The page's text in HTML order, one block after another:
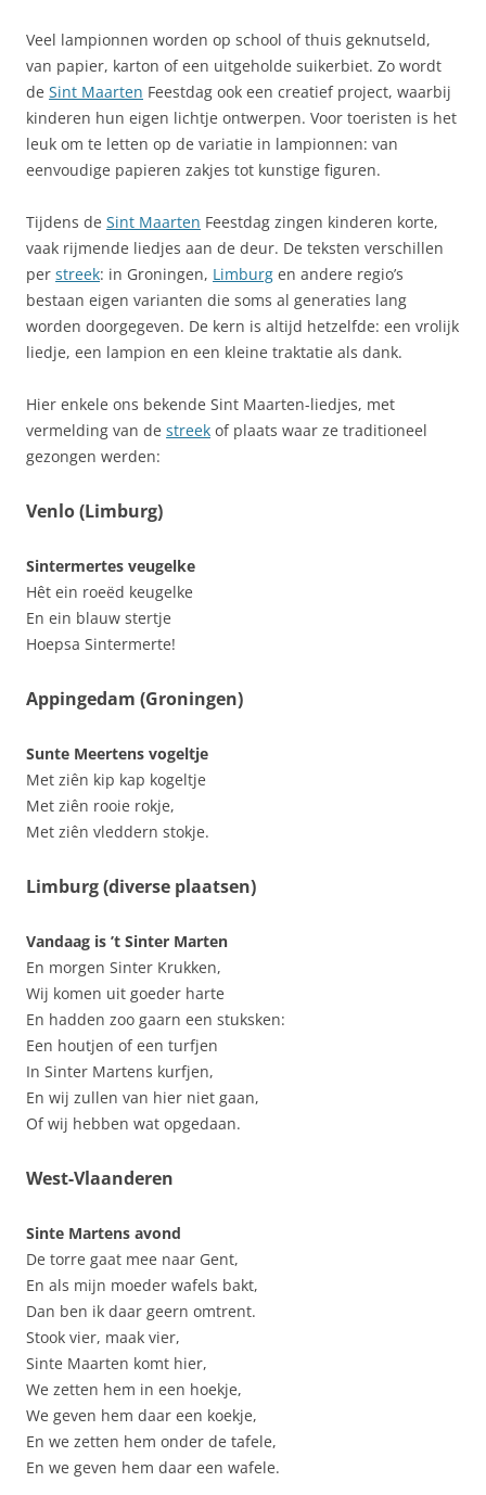
Veel lampionnen worden op school of thuis geknutseld,
van papier, karton of een uitgeholde suikerbiet. Zo wordt
de Sint Maarten Feestdag ook een creatief project, waarbij
kinderen hun eigen lichtje ontwerpen. Voor toeristen is het
leuk om te letten op de variatie in lampionnen: van
eenvoudige papieren zakjes tot kunstige figuren.
Tijdens de Sint Maarten Feestdag zingen kinderen korte,
vaak rijmende liedjes aan de deur. De teksten verschillen
per streek: in Groningen, Limburg en andere regio’s
bestaan eigen varianten die soms al generaties lang
worden doorgegeven. De kern is altijd hetzelfde: een vrolijk
liedje, een lampion en een kleine traktatie als dank.
Hier enkele ons bekende Sint Maarten-liedjes, met
vermelding van de streek of plaats waar ze traditioneel
gezongen werden:
Venlo (Limburg)
Sintermertes veugelke
Hêt ein roeëd keugelke
En ein blauw stertje
Hoepsa Sintermerte!
Appingedam (Groningen)
Sunte Meertens vogeltje
Met ziên kip kap kogeltje
Met ziên rooie rokje,
Met ziên vleddern stokje.
Limburg (diverse plaatsen)
Vandaag is ’t Sinter Marten
En morgen Sinter Krukken,
Wij komen uit goeder harte
En hadden zoo gaarn een stuksken:
Een houtjen of een turfjen
In Sinter Martens kurfjen,
En wij zullen van hier niet gaan,
Of wij hebben wat opgedaan.
West-Vlaanderen
Sinte Martens avond
De torre gaat mee naar Gent,
En als mijn moeder wafels bakt,
Dan ben ik daar geern omtrent.
Stook vier, maak vier,
Sinte Maarten komt hier,
We zetten hem in een hoekje,
We geven hem daar een koekje,
En we zetten hem onder de tafele,
En we geven hem daar een wafele.